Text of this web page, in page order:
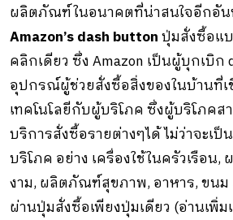
ผลิตภัณฑ์ในอนาคตที่น่าสนใจอีกอั
Amazon’s dash buttonปุ่มสั่งซื้อแ
คลิกเดียว ซึ่ง Amazon เป็นผู้บุกเบิก
อุปกรณ์ผู้ช่วยสั่งซื้อสิ่งของในบ้านที่เ
เทคโนโลยีกับผู้บริโภค ซึ่งผู้บริโภคส
บริการสั่งซื้อรายต่างๆได้ ไม่ว่าจะเ
บริโภค อย่าง เครื่องใช้ในครัวเรือน
งาม, ผลิตภัณฑ์สุขภาพ, อาหาร, ขนม
ผ่านปุ่มสั่งซื้อเพียงปุ่มเดียว (อ่านเพิ่ม